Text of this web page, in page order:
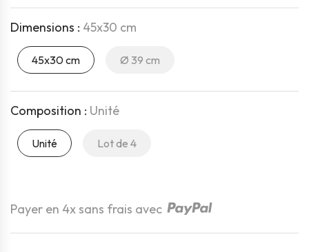
Dimensions : 45x30 cm
45x30 cm Ø 39 cm
Composition : Unité
Unité Lot de 4
Payer en 4x sans frais avec